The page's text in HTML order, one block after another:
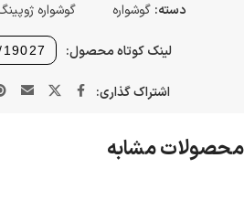
دسته: گوشواره گوشواره
لینک کوتاه محصول:
اشتراک گذاری:
محصولات مشابه